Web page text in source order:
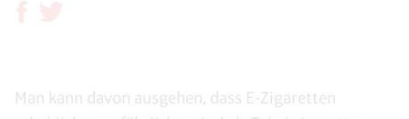
Man kann davon ausgehen, dass E-Zigaretten